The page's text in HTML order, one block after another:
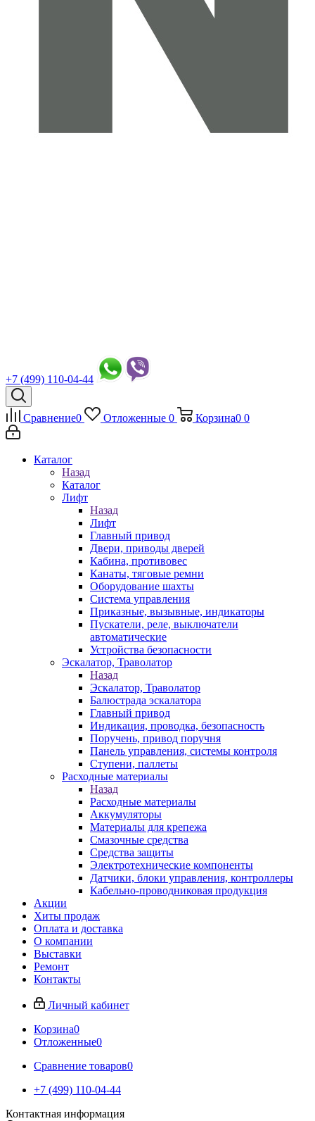
+7 (499) 110-04-44
Сравнение0 Отложенные 0 Корзина0 0
Каталог
Назад
Каталог
Лифт
Назад
Лифт
Главный привод
Двери, приводы дверей
Кабина, противовес
Канаты, тяговые ремни
Оборудование шахты
Система управления
Приказные, вызывные, индикаторы
Пускатели, реле, выключатели
автоматические
Устройства безопасности
Эскалатор, Траволатор
Назад
Эскалатор, Траволатор
Балюстрада эскалатора
Главный привод
Индикация, проводка, безопасность
Поручень, привод поручня
Панель управления, системы контроля
Ступени, паллеты
Расходные материалы
Назад
Расходные материалы
Аккумуляторы
Материалы для крепежа
Смазочные средства
Средства защиты
Электротехнические компоненты
Датчики, блоки управления, контроллеры
Кабельно-проводниковая продукция
Акции
Хиты продаж
Оплата и доставка
О компании
Выставки
Ремонт
Контакты
Личный кабинет
Корзина0
Отложенные0
Сравнение товаров0
+7 (499) 110-04-44
Контактная информация